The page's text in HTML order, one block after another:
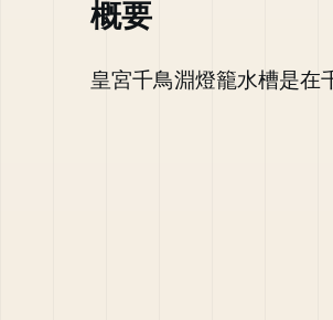
概要
皇宮千鳥淵燈籠水槽是在